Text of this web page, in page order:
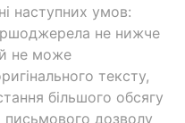
наступних умов:
не нижче
не може
тексту,
більшого обсягу
дозволу